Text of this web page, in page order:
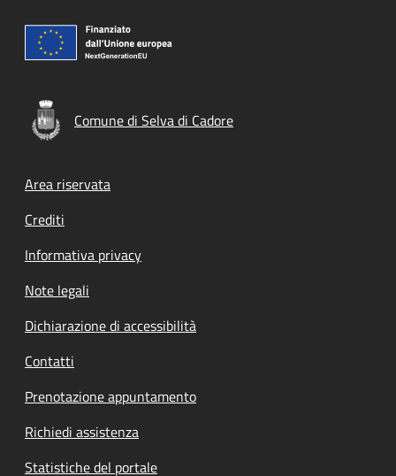
Comune di Selva di Cadore
Footer menu
Area riservata
Crediti
Informativa privacy
Note legali
Dichiarazione di accessibilità
Contatti
Prenotazione appuntamento
Richiedi assistenza
Statistiche del portale